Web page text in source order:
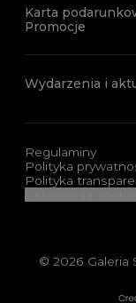
Karta
Promocje
Wydarzenia i
Regulaminy
Polityka
Polityka
© 2026 Galeria